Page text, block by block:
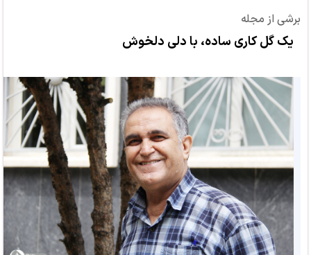
برشی از مجله
یک گل کاری ساده، با دلی دلخوش